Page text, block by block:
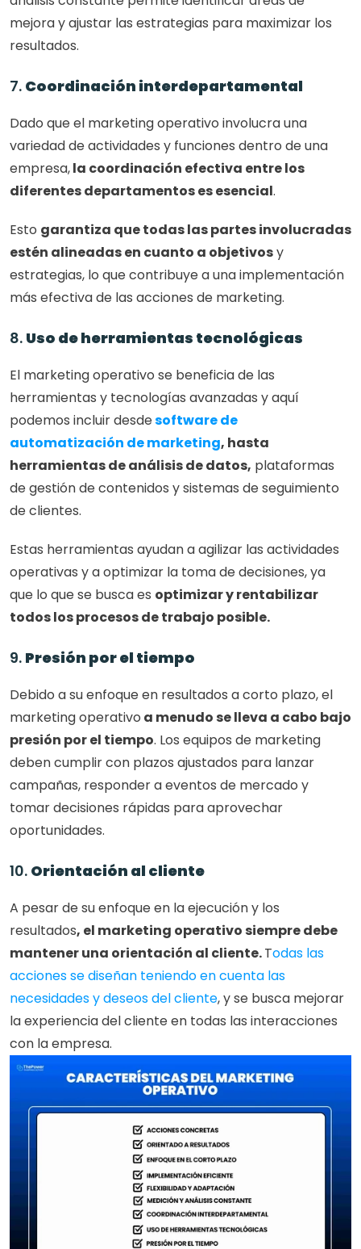
mejora y ajustar las estrategias para maximizar los
resultados.
7. Coordinación interdepartamental
Dado que el marketing operativo involucra una
variedad de actividades y funciones dentro de una
empresa, la coordinación efectiva entre los
diferentes departamentos es esencial.
Esto garantiza que todas las partes involucradas
estén alineadas en cuanto a objetivos y
estrategias, lo que contribuye a una implementación
más efectiva de las acciones de marketing.
8. Uso de herramientas tecnológicas
El marketing operativo se beneficia de las
herramientas y tecnologías avanzadas y aquí
podemos incluir desdesoftware de
automatización de marketing, hasta
herramientas de análisis de datos, plataformas
de gestión de contenidos y sistemas de seguimiento
de clientes.
Estas herramientas ayudan a agilizar las actividades
operativas y a optimizar la toma de decisiones, ya
que lo que se busca es optimizar y rentabilizar
todos los procesos de trabajo posible.
9. Presión por el tiempo
Debido a su enfoque en resultados a corto plazo, el
marketing operativo a menudo se lleva a cabo bajo
presión por el tiempo. Los equipos de marketing
deben cumplir con plazos ajustados para lanzar
campañas, responder a eventos de mercado y
tomar decisiones rápidas para aprovechar
oportunidades.
10. Orientación al cliente
A pesar de su enfoque en la ejecución y los
resultados, el marketing operativo siempre debe
mantener una orientación al cliente. Todas las
acciones se diseñan teniendo en cuenta las
necesidades y deseos del cliente, y se busca mejorar
la experiencia del cliente en todas las interacciones
con la empresa.